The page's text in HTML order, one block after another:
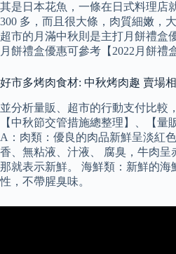
其是日本花魚，一條在日式料理店
300 多，而且很大條，肉質細嫩，
超市的月滿中秋則是主打月餅禮盒
月餅禮盒優惠可參考【2022月餅禮
好市多烤肉食材: 中秋烤肉趣 賣場
並分析量販、超市的行動支付比較
【中秋節交管措施總整理】、【量
A：肉類：優良的肉品新鮮呈淡紅
香、無粘液、汁液、 腐臭，牛肉呈
那就表示新鮮。 海鮮類：新鮮的
性，不帶腥臭味。